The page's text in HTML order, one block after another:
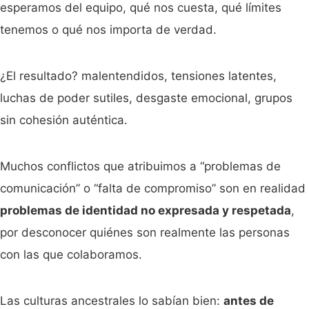
esperamos del equipo, qué nos cuesta, qué límites
tenemos o qué nos importa de verdad.
¿El resultado? malentendidos, tensiones latentes,
luchas de poder sutiles, desgaste emocional, grupos
sin cohesión auténtica.
Muchos conflictos que atribuimos a “problemas de
comunicación” o “falta de compromiso” son en realidad
problemas de identidad no expresada y respetada,
por desconocer quiénes son realmente las personas
con las que colaboramos.
Las culturas ancestrales lo sabían bien: antes de